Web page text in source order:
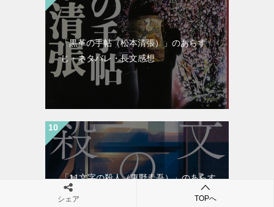
「黒革の手帖（松本清張）」のあらす
じ・ネタバレ・長文感想
「11文字の殺人（東野圭吾）」のあらす
じ・ネタバレ・長文感想
シェア TOPへ